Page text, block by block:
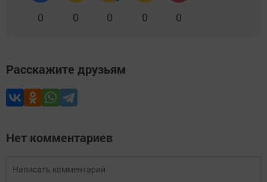
0 0 0 0 0
Расскажите друзьям
Нет комментариев